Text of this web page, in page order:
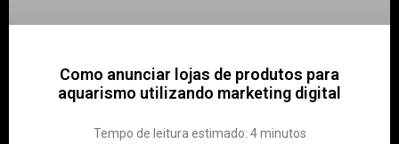
Como anunciar lojas de produtos para
aquarismo utilizando marketing digital
Tempo de leitura estimado: 4 minutos